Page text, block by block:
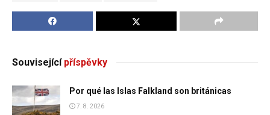
Souvisejícípříspěvky
Por qué las Islas Falkland son británicas
7. 8. 2026